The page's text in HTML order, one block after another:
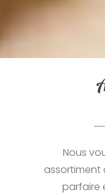
Nous
assortiment
parfaire